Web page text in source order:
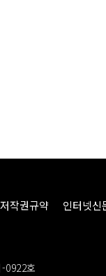
저작권규약 인터넷신
0922호